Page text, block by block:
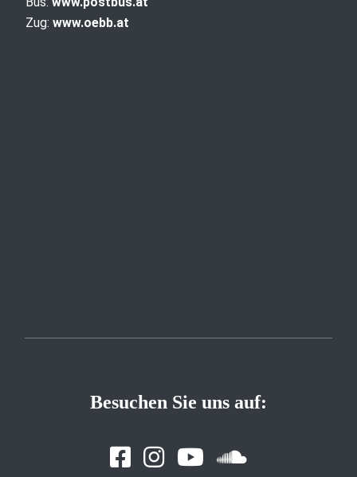
Zug: www.oebb.at
Besuchen Sie uns auf: